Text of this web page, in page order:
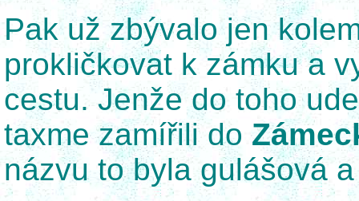
Pak už zbývalo jen
prokličkovat k zámku a
cestu. Jenže do toho
taxme zamířili do
názvu to byla gulášová